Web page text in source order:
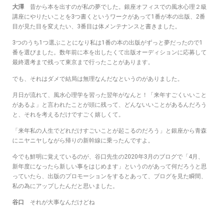
大澤 昔から本を出すのが私の夢でした。銀座オフィスでの風水心理２級
講座にやりたいことを3つ書くというワークがあって1番が本の出版、2番
目が見た目を変えたい、3番目は体メンテナンスと書きました。
3つのうち1つ選ぶことになり私は1番の本の出版がずっと夢だったので1
番を選びました。数年前に本を出したくて出版オーディションに応募して
最終選考まで残って東京まで行ったことがあります。
でも、それはダメで結局は無理なんだなというのがありました。
月日が流れて、風水心理学を習った翌年がなんと！「来年すごくいいこと
があるよ」と言われたことが頭に残って、どんないいことがあるんだろう
と、それを考えるだけですごく嬉しくて。
「来年私の人生でどれだけすごいことが起こるのだろう」と銀座から青森
にニヤニヤしながら帰りの新幹線に乗ったんですよ。
今でも鮮明に覚えているのが、谷口先生の2020年3月のブログで「4月、
新年度になったら新しい事をはじめます」というのがあって何だろうと思
っていたら、出版のプロモーションをするとあって、ブログを見た瞬間、
私の為にアップしたんだと思いました。
谷口 それが大事なんだけどね